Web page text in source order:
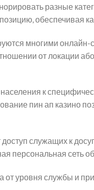
разные
обеспечивая
многими
от локации
к
пин ап казино
служащих к
персональная
от уровня службы и